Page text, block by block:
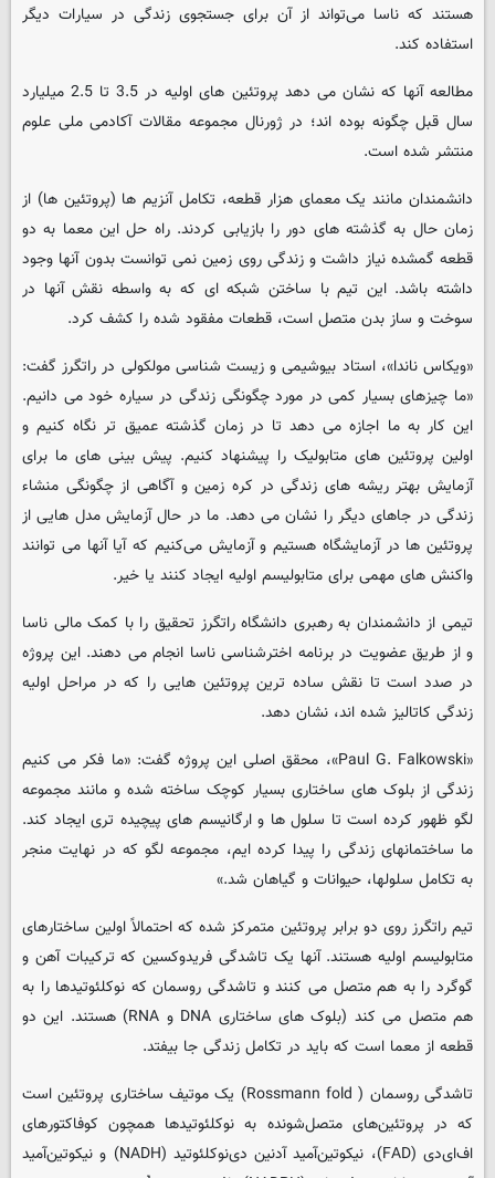
هستند که ناسا می‌تواند از آن برای جستجوی زندگی در سیارات دیگر
استفاده کند.
مطالعه آنها که نشان می دهد پروتئین های اولیه در 3.5 تا 2.5 میلیارد
سال قبل چگونه بوده اند؛ در ژورنال مجموعه مقالات آکادمی ملی علوم
منتشر شده است.
دانشمندان مانند یک معمای هزار قطعه، تکامل آنزیم ها (پروتئین ها) از
زمان حال به گذشته های دور را بازیابی کردند. راه حل این معما به دو
قطعه گمشده نیاز داشت و زندگی روی زمین نمی توانست بدون آنها وجود
داشته باشد. این تیم با ساختن شبکه ای که به واسطه نقش آنها در
سوخت و ساز بدن متصل است، قطعات مفقود شده را کشف کرد.
«ویکاس ناندا»، استاد بیوشیمی و زیست شناسی مولکولی در راتگرز گفت:
«ما چیزهای بسیار کمی در مورد چگونگی زندگی در سیاره خود می دانیم.
این کار به ما اجازه می دهد تا در زمان گذشته عمیق تر نگاه کنیم و
اولین پروتئین های متابولیک را پیشنهاد کنیم. پیش بینی های ما برای
آزمایش بهتر ریشه های زندگی در کره زمین و آگاهی از چگونگی منشاء
زندگی در جاهای دیگر را نشان می دهد. ما در حال آزمایش مدل هایی از
پروتئین ها در آزمایشگاه هستیم و آزمایش می‌کنیم که آیا آنها می توانند
واکنش های مهمی برای متابولیسم اولیه ایجاد کنند یا خیر.
تیمی از دانشمندان به رهبری دانشگاه راتگرز تحقیق را با کمک مالی ناسا
و از طریق عضویت در برنامه اخترشناسی ناسا انجام می دهند. این پروژه
در صدد است تا نقش ساده ترین پروتئین هایی را که در مراحل اولیه
زندگی کاتالیز شده اند، نشان دهد.
«
Paul G. Falkowski»، محقق اصلی این پروژه گفت: «ما فکر می کنیم
زندگی از بلوک های ساختاری بسیار کوچک ساخته شده و مانند مجموعه
لگو ظهور کرده است تا سلول ها و ارگانیسم های پیچیده تری ایجاد کند.
ما ساختمانهای زندگی را پیدا کرده ایم، مجموعه لگو که در نهایت منجر
به تکامل سلولها، حیوانات و گیاهان شد.»
تیم راتگرز روی دو برابر پروتئین متمرکز شده که احتمالاً اولین ساختارهای
متابولیسم اولیه هستند. آنها یک تاشدگی فریدوکسین که ترکیبات آهن و
گوگرد را به هم متصل می کنند و تاشدگی روسمان که نوکلئوتیدها را به
هم متصل می کند (بلوک های ساختاری DNA و RNA) هستند. این دو
قطعه از معما است که باید در تکامل زندگی جا بیفتد.
تاشدگی روسمان ( Rossmann fold) یک موتیف ساختاری پروتئین است
که در پروتئین‌های متصل‌شونده به نوکلئوتیدها همچون کوفاکتورهای
اف‌ای‌دی (FAD)، نیکوتین‌آمید آدنین دی‌نوکلئوتید (NADH) و نیکوتین‌آمید